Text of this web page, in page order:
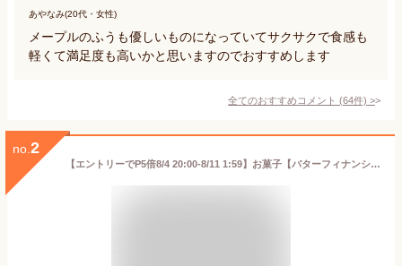
あやなみ(20代・女性)
メープルのふうも優しいものになっていてサクサクで食感も
軽くて満足度も高いかと思いますのでおすすめします
全てのおすすめコメント (64件) >
no. 2
【エントリーでP5倍8/4 20:00-8/11 1:59】お菓子【バターフィナンシェ4個入】個包装 スイーツ ギフト フィナンシェ 焼き菓子 洋菓子 内祝い お祝い 出産祝い お礼 可愛い 職場 退職 菓子折り ご挨拶 東京 お土産 プレゼント バターバトラー お中元 夏ギフト 暑中見舞い